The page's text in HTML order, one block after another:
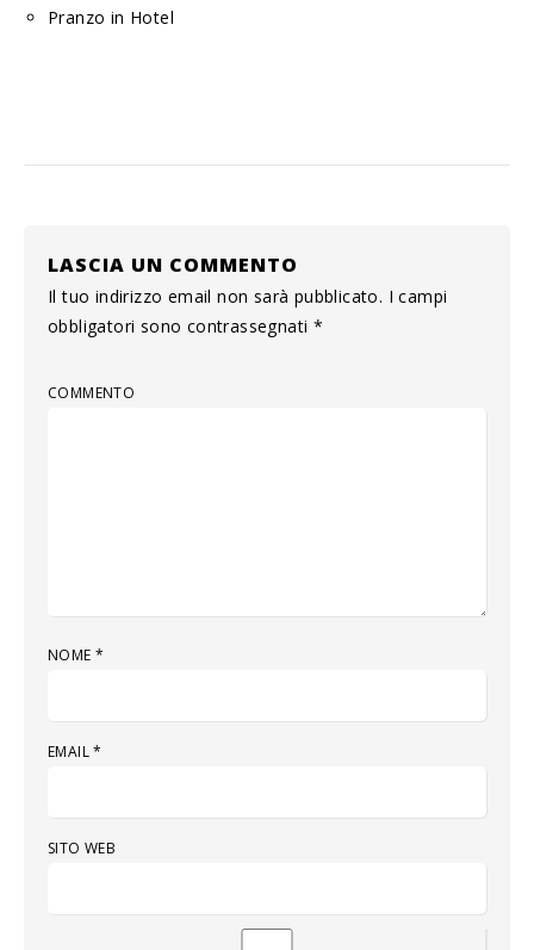
Pranzo in Hotel
LASCIA UN COMMENTO
Il tuo indirizzo email non sarà pubblicato. I campi
obbligatori sono contrassegnati *
COMMENTO
NOME *
EMAIL*
SITO WEB